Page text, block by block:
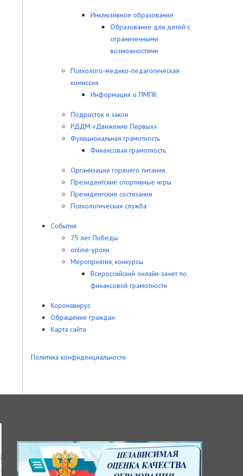
Инклюзивное образование
Образование для детей с
ограниченными
возможностями
Психолого-медико-педагогическая
комиссия
Информация о ПМПК
Подросток и закон
РДДМ «Движение Первых»
Функциональная грамотность
Финансовая грамотность
Организация горячего питания
Президентские спортивные игры
Президентские состязания
Психологическая служба
События
75 лет Победы
online-уроки
Мероприятия, конкурсы
Всероссийский онлайн-зачет по
финансовой грамотности
Коронавирус
Обращение граждан
Карта сайта
Политика конфиденциальности